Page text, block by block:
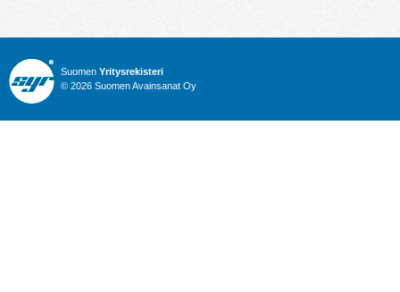
Suomen Yritysrekisteri
© 2026 Suomen Avainsanat Oy